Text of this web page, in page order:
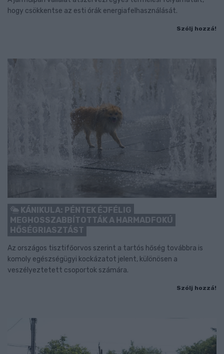
hogy csökkentse az esti órák energiafelhasználását.
Szólj hozzá!
KÁNIKULA: PÉNTEK ÉJFÉLIG
MEGHOSSZABBÍTOTTÁK A HARMADFOKÚ
HŐSÉGRIASZTÁST
Az országos tisztifőorvos szerint a tartós hőség továbbra is
komoly egészségügyi kockázatot jelent, különösen a
veszélyeztetett csoportok számára.
Szólj hozzá!